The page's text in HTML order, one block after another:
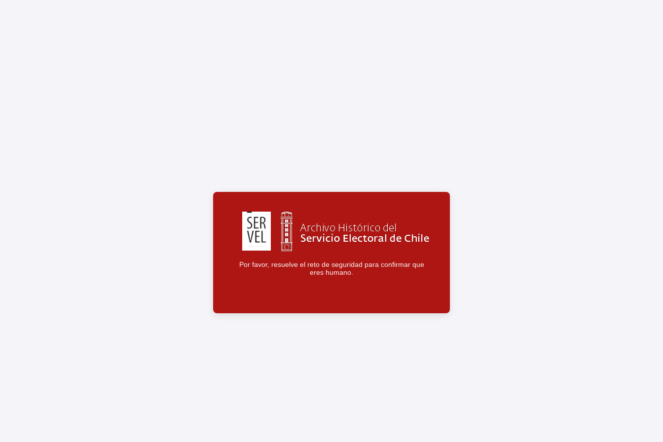
Por favor, resuelve el reto de seguridad para confirmar que
eres humano.